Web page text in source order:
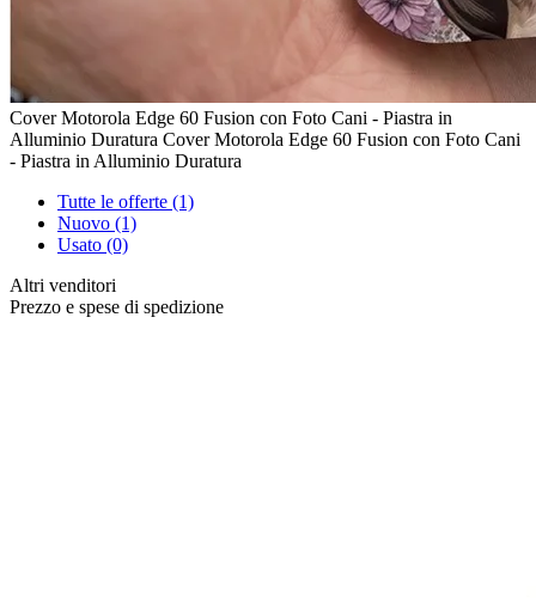
Cover Motorola Edge 60 Fusion con Foto Cani - Piastra in
Alluminio Duratura Cover Motorola Edge 60 Fusion con Foto Cani
- Piastra in Alluminio Duratura
Tutte le offerte (1)
Nuovo (1)
Usato (0)
Altri venditori
Prezzo e spese di spedizione